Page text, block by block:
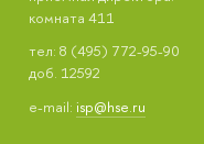
комната 411
тел: 8 (495) 772-95-90
доб. 12592
e-mail: isp@hse.ru